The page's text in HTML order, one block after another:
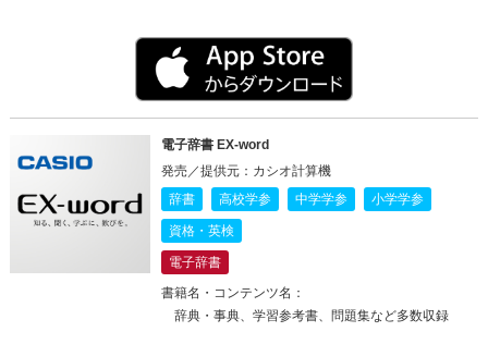
電子辞書 EX-word
発売／提供元：カシオ計算機
辞書
高校学参 中学学参 小学学参
資格・英検
電子辞書
書籍名・コンテンツ名：
辞典・事典、学習参考書、問題集など多数収録